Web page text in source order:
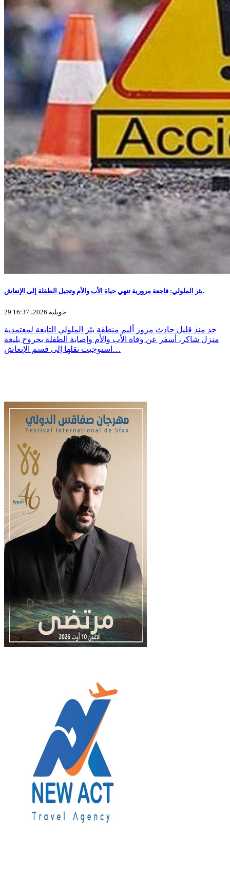
بئر الملولي: فاجعة مرورية تنهي حياة الأب والأم وتحيل الطفلة إلى الإنعاش.
29 جويلية 2026، 16:37
جد منذ قليل حادث مرور أليم منطقة بئر الملولي التابعة لمعتمدية
منزل شاكر، أسفر عن وفاة الأب والأم وإصابة الطفلة بجروح بليغة
استوجبت نقلها إلى قسم الإنعاش…